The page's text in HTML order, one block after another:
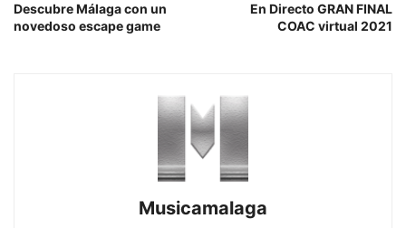
Descubre Málaga con un
novedoso escape game
En Directo GRAN FINAL
COAC virtual 2021
Musicamalaga